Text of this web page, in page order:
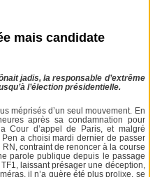
mais candidate
jadis, la responsable d’extrême
l’élection présidentielle.
méprisés d’un seul mouvement. En
après sa condamnation pour
Cour d’appel de Paris, et malgré
a choisi mardi dernier de passer
contraint de renoncer à la course
parole publique depuis le passage
laissant présager une déception,
il n’a guère été plus prolixe, se